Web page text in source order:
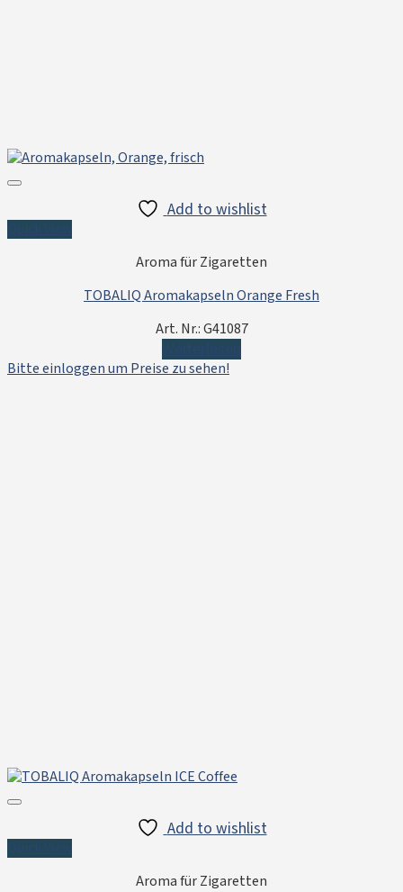
Add to wishlist
Aroma für Zigaretten
TOBALIQ Aromakapseln Orange Fresh
Art. Nr.: G41087
Bitte einloggen um Preise zu sehen!
Add to wishlist
Aroma für Zigaretten